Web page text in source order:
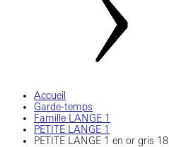
Accueil
Garde-temps
Famille LANGE 1
PETITE LANGE 1
PETITE LANGE 1 en or gris